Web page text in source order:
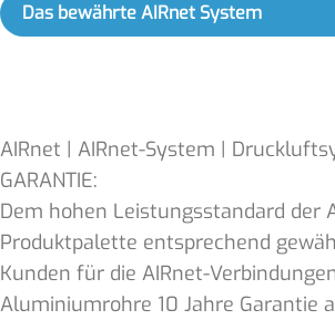
Das bewährte AIRnet System
AIRnet | AIRnet-System |
GARANTIE:
Dem hohen Leistungsstandard der
Produktpalette entsprechend
Kunden für die AIRnet-
Aluminiumrohre 10 Jahre Garantie